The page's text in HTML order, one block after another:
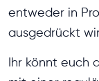
entweder in
ausgedrückt
Ihr könnt euch